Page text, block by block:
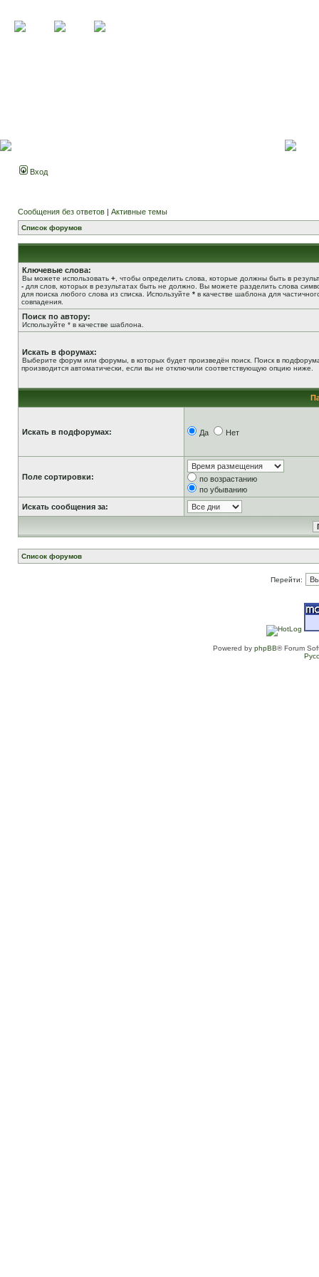
Вход
Сообщения без ответов | Активные темы
Список форумов
Ключевые слова:
Вы можете использовать + , чтобы определить слова, которые должны быть в
- для слов, которых в результатах быть не должно. Вы можете разделить слова
для поиска любого слова из списка. Используйте * в качестве шаблона для
совпадения.
Поиск по автору:
Используйте * в качестве шаблона.
Искать в форумах:
Выберите форум или форумы, в которых будет произведён поиск. Поиск в
производится автоматически, если вы не отключили соответствующую опцию ниже.
Искать в подфорумах: Да Нет
Поле сортировки:
по возрастанию
по убыванию
Искать сообщения за:
Список форумов
Перейти:
Powered by phpBB® Forum